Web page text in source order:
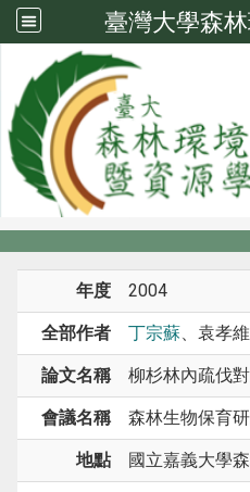
臺灣大學森
系所成員
系所成員
年度 2004
全部作者 丁宗蘇、袁孝
論文名稱 柳杉林內疏伐
會議名稱 森林生物保育
地點 國立嘉義大學